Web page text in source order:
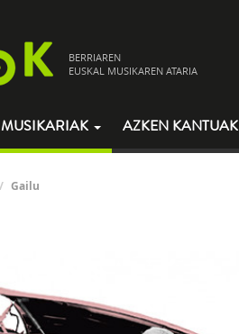
BERRIAREN
EUSKAL MUSIKAREN ATARIA
MUSIKARIAK AZKEN KANTUAK
Gailu